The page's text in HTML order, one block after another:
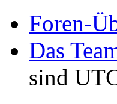
Foren-
Das
sind